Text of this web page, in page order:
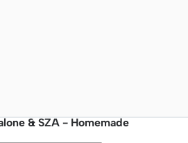
& SZA - Homemade